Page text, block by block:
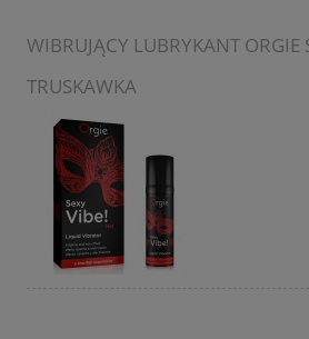
WIBRUJĄCY LUBRYKANT ORGIE
TRUSKAWKA